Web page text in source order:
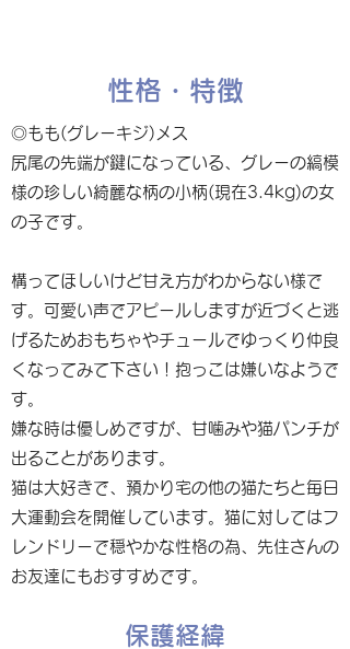
性格・特徴
◎もも(グレーキジ)メス
尻尾の先端が鍵になっている、グレーの縞模
様の珍しい綺麗な柄の小柄(現在3.4kg)の女
の子です。
構ってほしいけど甘え方がわからない様で
す。可愛い声でアピールしますが近づくと逃
げるためおもちゃやチュールでゆっくり仲良
くなってみて下さい！抱っこは嫌いなようで
す。
嫌な時は優しめですが、甘噛みや猫パンチが
出ることがあります。
猫は大好きで、預かり宅の他の猫たちと毎日
大運動会を開催しています。猫に対してはフ
レンドリーで穏やかな性格の為、先住さんの
お友達にもおすすめです。
保護経緯